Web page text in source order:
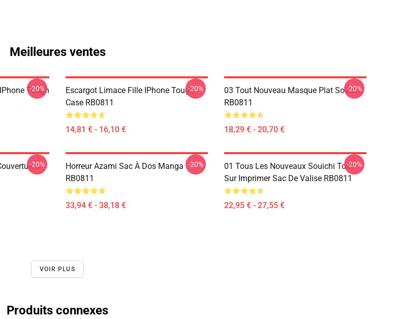
Meilleures ventes
Tough
-20%
Escargot Limace Fille IPhone Tough
Case RB0811
14,81 € - 16,10 €
-20%
03 Tout Nouveau Masque Plat Souichi
RB0811
18,29 € - 20,70 €
-20%
-20%
Horreur Azami Sac À Dos Manga
RB0811
33,94 € - 38,18 €
-20%
01 Tous Les Nouveaux Souichi Tout
Sur Imprimer Sac De Valise RB0811
22,95 € - 27,55 €
-20%
VOIR PLUS
Produits connexes